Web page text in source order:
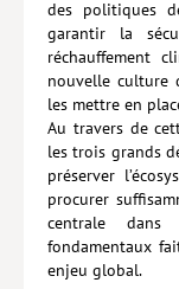
des politiques
garantir la
réchauffement
nouvelle culture
les mettre en
Au travers de
les trois grands
préserver
procurer
centrale dans
fondamentaux
enjeu global.